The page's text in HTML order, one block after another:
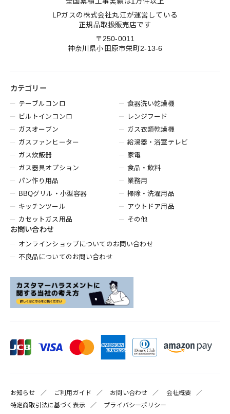
LPガスの株式会社丸江が運営している
正規品取扱販売店です
〒250-0011
神奈川県小田原市栄町2-13-6
カテゴリー
テーブルコンロ
ビルトインコンロ
ガスオーブン
ガスファンヒーター
ガス炊飯器
ガス器具オプション
パン作り用品
BBQグリル・小型容器
キッチンツール
カセットガス用品
食器洗い乾燥機
レンジフード
ガス衣類乾燥機
給湯器・浴室テレビ
家電
食品・飲料
業務用
掃除・洗濯用品
アウトドア用品
その他
お問い合わせ
オンラインショップについてのお問い合わせ
不良品についてのお問い合わせ
お知らせ ご利用ガイド お問い合わせ
会社概要
特定商取引法に基づく表示
プライバシーポリシー